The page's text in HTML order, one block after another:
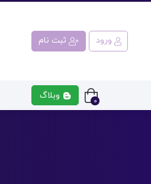
ورود ثبت نام
0 وبلاگ